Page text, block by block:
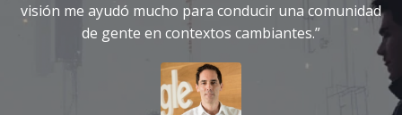
visión me ayudó mucho para conducir una comunidad
de gente en contextos cambiantes.”